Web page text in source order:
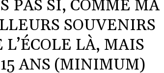
PAS SI, COMME MA
SOUVENIRS
L’ÉCOLE LÀ, MAIS
15 ANS (MINIMUM)